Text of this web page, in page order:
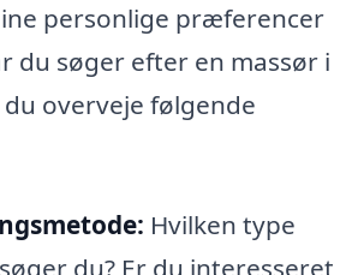
personlige præferencer
du søger efter en massør i
overveje følgende
Hvilken type
du? Er du interesseret